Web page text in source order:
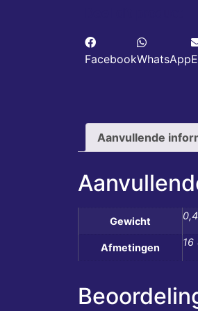
FacebookWhatsApp
Aanvullende
Gewicht
Afmetingen 16